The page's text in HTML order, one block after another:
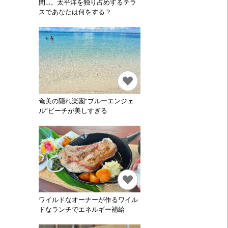
間…。太平洋を独り占めするテラ
スであなたは何をする？
奄美の隠れ楽園“ブルーエンジェ
ル”ビーチが美しすぎる
ワイルドなオーナーが作るワイル
ドなランチでエネルギー補給